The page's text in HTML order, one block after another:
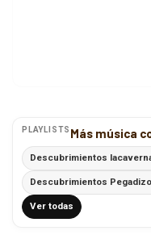
PLAYLISTS Más música
Descubrimientos
Descubrimientos
Ver todas